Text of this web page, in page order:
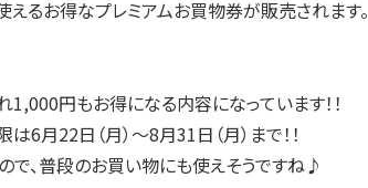
るお得なプレミアムお買物券が販売されます。
円もお得になる内容になっています！！
月22日（月）～8月31日（月）まで！！
で、普段のお買い物にも使えそうですね♪